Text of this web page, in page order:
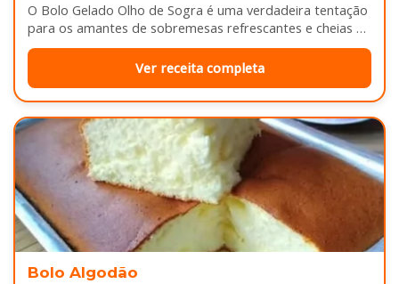
O Bolo Gelado Olho de Sogra é uma verdadeira tentação
para os amantes de sobremesas refrescantes e cheias de
sabor...
Ver receita completa
Bolo Algodão